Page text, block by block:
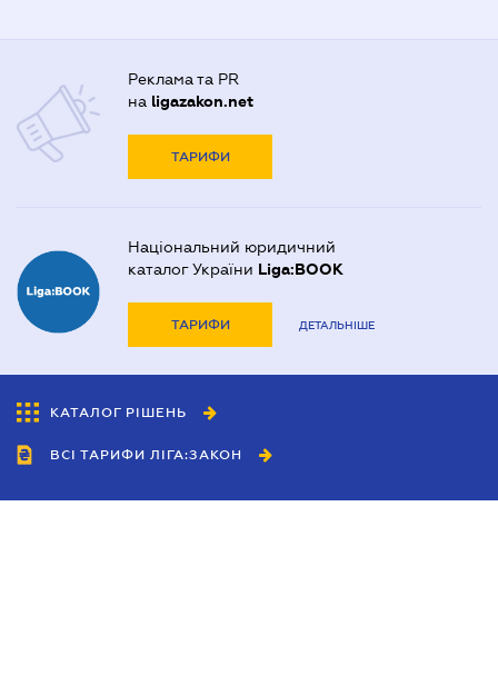
Реклама та PR
на ligazakon.net
ТАРИФИ
Національний юридичний
каталог України Liga:BOOK
ТАРИФИ ДЕТАЛЬНІШЕ
КАТАЛОГ РІШЕНЬ
ВСІ ТАРИФИ ЛІГА:ЗАКОН